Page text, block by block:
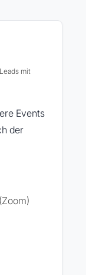
mit
Events
der